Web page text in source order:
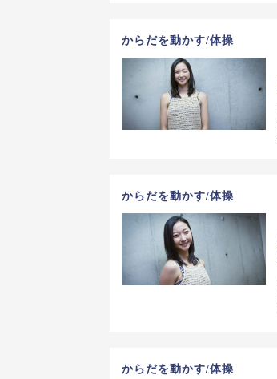
からだを動かす/体操
からだを動かす/体操
からだを動かす/体操